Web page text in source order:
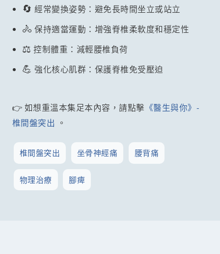
🔄 經常變換姿勢：避免長時間坐立或站立
🚴 保持適當運動：增強脊椎柔軟度和穩定性
⚖️ 控制體重：減輕腰椎負荷
💪 強化核心肌群：保護脊椎免受壓迫
👉 如想重溫本集足本內容，請點擊 《醫生與你》-
椎間盤突出 。
椎間盤突出 坐骨神經痛 腰背痛
物理治療 腳痺